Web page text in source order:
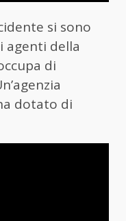
si sono
agenti della
di
dotato di